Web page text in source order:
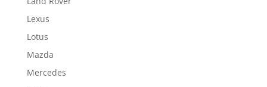
Lexus
Lotus
Mazda
Mercedes